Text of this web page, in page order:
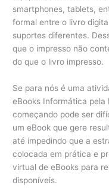
smartphones, tablets,
formal entre o livro
suportes diferentes.
que o impresso não
do que o livro impresso.
Se para nós é uma
eBooks Informática
começando pode ser
um eBook que gere
até impedindo que a
colocada em prática e
virtual de eBooks para
disponíveis.